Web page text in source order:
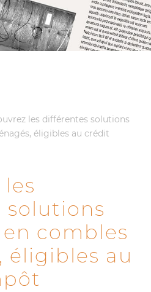
les différentes solutions
éligibles au crédit
solutions
combles
éligibles au